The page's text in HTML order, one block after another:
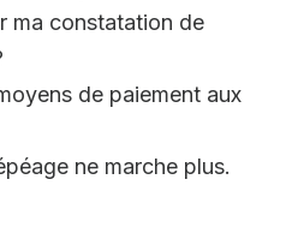
ma constatation de
de paiement aux
ne marche plus.